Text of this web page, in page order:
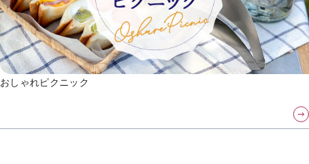
おしゃれピクニック